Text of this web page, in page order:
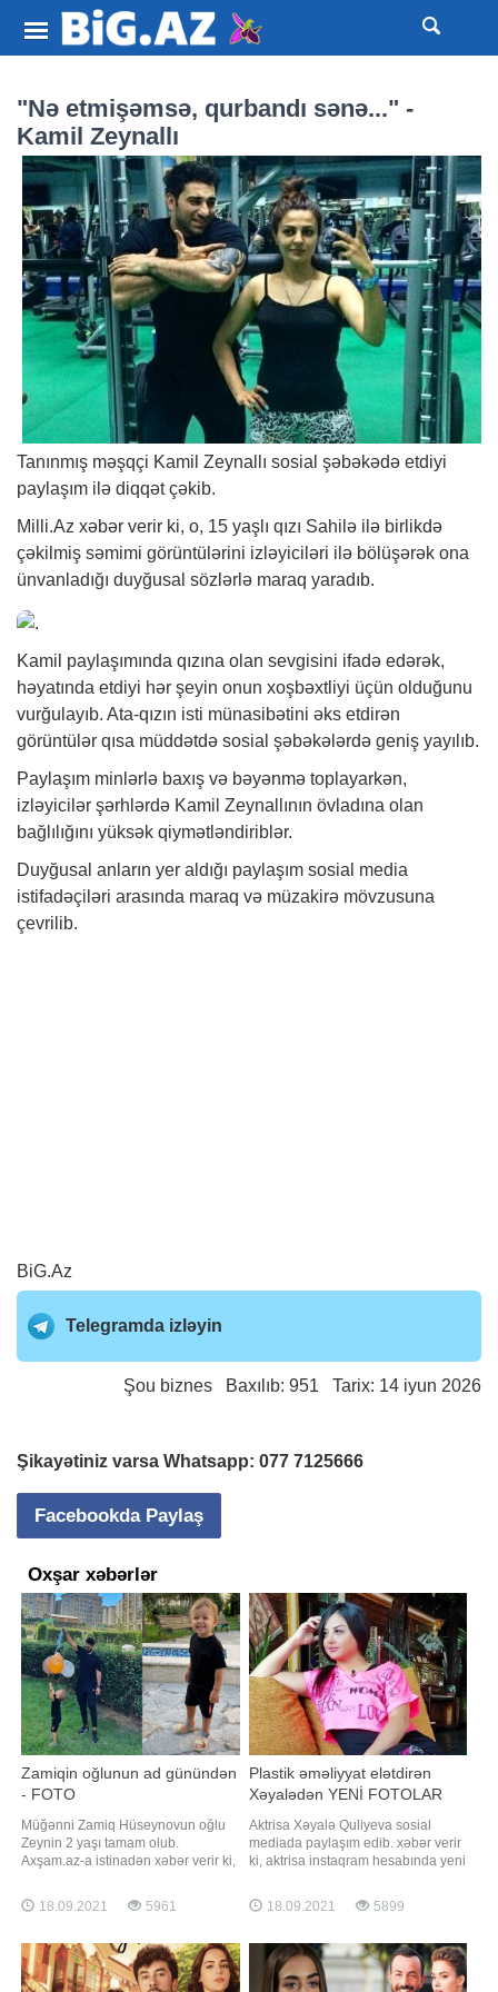
"Nə etmişəmsə, qurbandı sənə..." -
Kamil Zeynallı
Tanınmış məşqçi Kamil Zeynallı sosial şəbəkədə etdiyi
paylaşım ilə diqqət çəkib.
Milli.Az xəbər verir ki, o, 15 yaşlı qızı Sahilə ilə birlikdə
çəkilmiş səmimi görüntülərini izləyiciləri ilə bölüşərək ona
ünvanladığı duyğusal sözlərlə maraq yaradıb.
Kamil paylaşımında qızına olan sevgisini ifadə edərək,
həyatında etdiyi hər şeyin onun xoşbəxtliyi üçün olduğunu
vurğulayıb. Ata-qızın isti münasibətini əks etdirən
görüntülər qısa müddətdə sosial şəbəkələrdə geniş yayılıb.
Paylaşım minlərlə baxış və bəyənmə toplayarkən,
izləyicilər şərhlərdə Kamil Zeynallının övladına olan
bağlılığını yüksək qiymətləndiriblər.
Duyğusal anların yer aldığı paylaşım sosial media
istifadəçiləri arasında maraq və müzakirə mövzusuna
çevrilib.
BiG.Az
Telegramda izləyin
Şou biznes Baxılıb: 951 Tarix: 14 iyun 2026
Şikayətiniz varsa Whatsapp: 077 7125666
Facebookda Paylaş
Oxşar xəbərlər
Zamiqin oğlunun ad günündən
- FOTO
Müğənni Zamiq Hüseynovun oğlu
Zeynin 2 yaşı tamam olub.
Axşam.az-a istinadən xəbər verir ki,
keçib. Zamiq birlikdə çəkdirdikləri
şəkilləri izləyiciləri ilə bölüşüb. İfaçı
sevgisən. Ad günün mübarək, əziz
oğlum" qısa şərhini yazı
18.09.2021 5961
Plastik əməliyyat elətdirən
Xəyalədən YENİ FOTOLAR
Aktrisa Xəyalə Quliyeva sosial
mediada paylaşım edib. xəbər verir
ki, aktrisa instaqram hesabında yeni
Onun paylaşımına çoxsaylı təriflər,
bəyəni gəlib. Qeyd edək ki, aktrisa
çəkidən xilas olub. O, eyni zamanda
buxaq hissəsini də kəsdirib
18.09.2021 5899